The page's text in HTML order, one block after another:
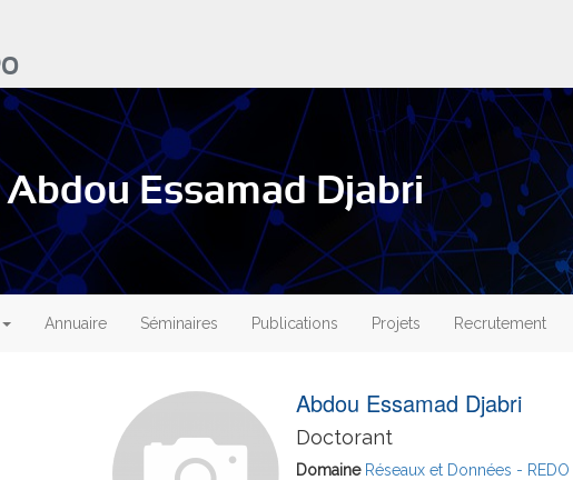
Abdou Essamad Djabri
Annuaire Séminaires Publications Projets Recrutement
Abdou Essamad Djabri
Doctorant
Domaine Réseaux et Données - REDO